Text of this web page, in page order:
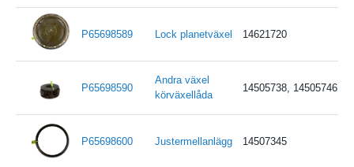
P65698589 Lock planetväxel 14621720
P65698590
Andra växel
körväxellåda
14505738, 14505746
P65698600 Justermellanlägg 14507345